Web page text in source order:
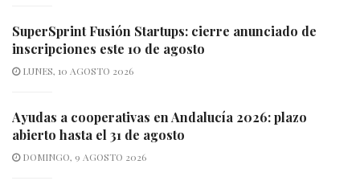
SuperSprint Fusión Startups: cierre anunciado de
inscripciones este 10 de agosto
LUNES, 10 AGOSTO 2026
Ayudas a cooperativas en Andalucía 2026: plazo
abierto hasta el 31 de agosto
DOMINGO, 9 AGOSTO 2026